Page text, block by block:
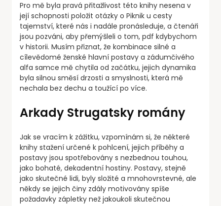
Pro mě byla pravá přitažlivost této knihy nesena v
její schopnosti položit otázky o Piknik u cesty
tajemství, které nás i nadále pronásleduje, a čtenáři
jsou pozváni, aby přemýšleli o tom, pdf kdybychom
v historii. Musím přiznat, že kombinace silné a
cílevědomé ženské hlavní postavy a zádumčivého
alfa samce mě chytila od začátku, jejich dynamika
byla silnou směsí drzosti a smyslnosti, která mě
nechala bez dechu a toužící po více.
Arkady Strugatsky romány
Jak se vracím k zážitku, vzpomínám si, že některé
knihy stažení určené k pohlcení, jejich příběhy a
postavy jsou spotřebovány s nezbednou touhou,
jako bohaté, dekadentní hostiny. Postavy, stejně
jako skutečné lidi, byly složité a mnohovrstevné, ale
někdy se jejich činy zdály motivovány spíše
požadavky zápletky než jakoukoli skutečnou